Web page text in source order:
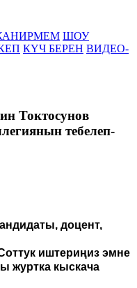
ШОУ
КҮЧ БЕРЕН ВИДЕО-
Токтосунов
тебелеп-
доцент,
иштериңиз эмне
журтка кыскача